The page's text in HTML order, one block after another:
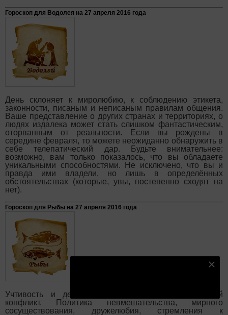
Гороскоп для Водолея на 27 апреля 2016 года
День склоняет к миролюбию, к соблюдению этикета,
законности, писаным и неписаным правилам общения.
Ваше представление о других странах и территориях, о
людях издалека может стать слишком фантастическим,
оторванным от реальности. Если вы рождены в
середине февраля, то можете неожиданно обнаружить в
себе телепатический дар. Будьте внимательнее:
возможно, вам только показалось, что вы обладаете
уникальными способностями. Не исключено, что вы и
правда ими владели, но лишь в определённых
обстоятельствах (которые, увы, постепенно сходят на
нет).
Гороскоп для Рыбы на 27 апреля 2016 года
Учтивость и деликатность помогут сгладить любой
конфликт. Политика невмешательства, мирного
сосуществования, дружелюбия, стремления к